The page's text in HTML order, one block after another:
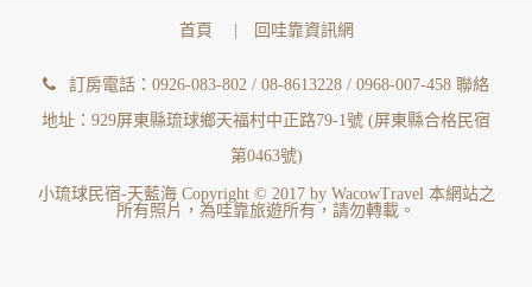
首頁 回哇靠資訊網
訂房電話：0926-083-802 / 08-8613228 / 0968-007-458 聯絡
地址：929屏東縣琉球鄉天福村中正路79-1號 (屏東縣合格民宿
第0463號)
小琉球民宿-天藍海 Copyright © 2017 by WacowTravel 本網站之
所有照片，為 哇靠旅遊所有，請勿轉載。